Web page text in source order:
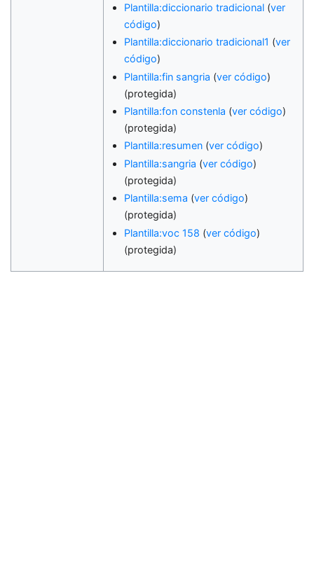
Plantilla:diccionario tradicional(ver
código)
Plantilla:diccionario tradicional1 (ver
código)
Plantilla:fin sangria (ver código)
(protegida)
Plantilla:fon constenla (ver código)
(protegida)
Plantilla:resumen(ver código)
Plantilla:sangria (ver código)
(protegida)
Plantilla:sema (ver código)
(protegida)
Plantilla:voc 158 (ver código)
(protegida)